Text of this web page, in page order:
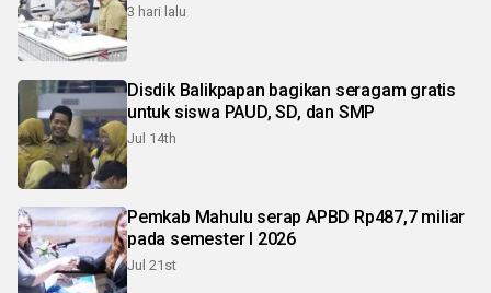
3 hari lalu
Disdik Balikpapan bagikan seragam gratis
untuk siswa PAUD, SD, dan SMP
Jul 14th
Pemkab Mahulu serap APBD Rp487,7 miliar
pada semester I 2026
Jul 21st